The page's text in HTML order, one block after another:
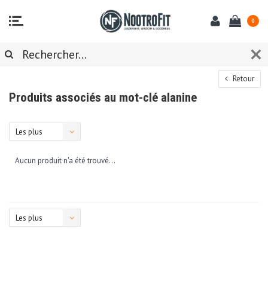
0
Retour
Produits associés au mot-clé alanine
Les plus
Aucun produit n'a été trouvé...
Les plus